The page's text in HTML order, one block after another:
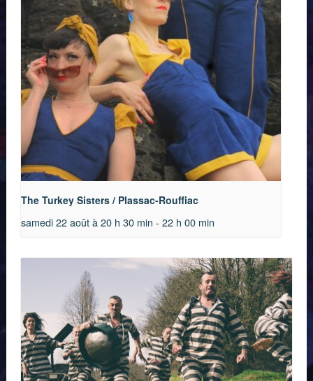
The Turkey Sisters / Plassac-Rouffiac
samedi 22 août à 20 h 30 min - 22 h 00 min